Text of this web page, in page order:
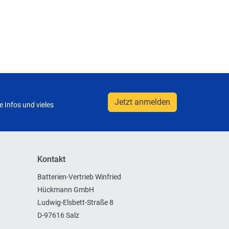
Infos und vieles Jetzt anmelden
Kontakt
Batterien-Vertrieb Winfried
Hückmann GmbH
Ludwig-Elsbett-Straße 8
D-97616 Salz